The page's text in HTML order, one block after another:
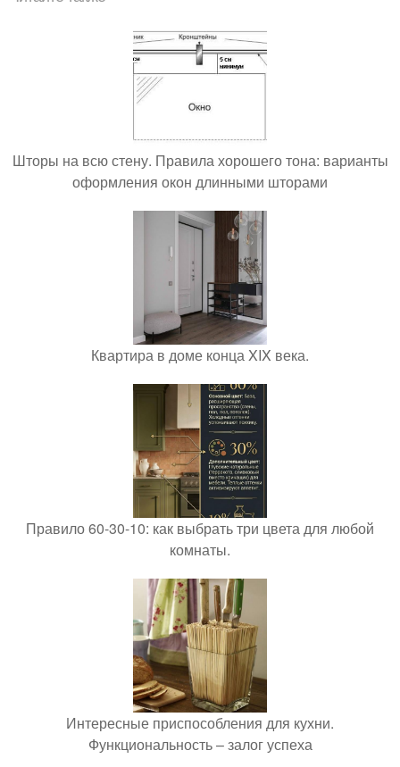
Шторы на всю стену. Правила хорошего тона: варианты
оформления окон длинными шторами
Квартира в доме конца XIX века.
Правило 60-30-10: как выбрать три цвета для любой
комнаты.
Интересные приспособления для кухни.
Функциональность – залог успеха